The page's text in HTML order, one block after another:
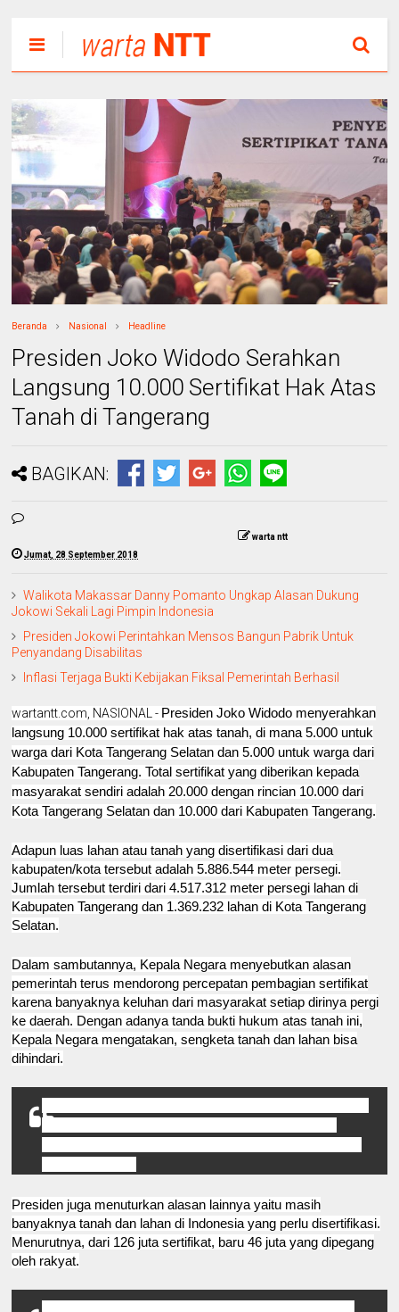
Beranda Nasional Headline
Presiden Joko Widodo Serahkan
Langsung 10.000 Sertifikat Hak Atas
Tanah di Tangerang
BAGIKAN:
warta ntt
Jumat, 28 September 2018
Walikota Makassar Danny Pomanto Ungkap Alasan Dukung
Jokowi Sekali Lagi Pimpin Indonesia
Presiden Jokowi Perintahkan Mensos Bangun Pabrik Untuk
Penyandang Disabilitas
Inflasi Terjaga Bukti Kebijakan Fiksal Pemerintah Berhasil
wartantt.com, NASIONAL - Presiden Joko Widodo menyerahkan
langsung 10.000 sertifikat hak atas tanah, di mana 5.000 untuk
warga dari Kota Tangerang Selatan dan 5.000 untuk warga dari
Kabupaten Tangerang. Total sertifikat yang diberikan kepada
masyarakat sendiri adalah 20.000 dengan rincian 10.000 dari
Kota Tangerang Selatan dan 10.000 dari Kabupaten Tangerang.
Adapun luas lahan atau tanah yang disertifikasi dari dua
kabupaten/kota tersebut adalah 5.886.544 meter persegi.
Jumlah tersebut terdiri dari 4.517.312 meter persegi lahan di
Kabupaten Tangerang dan 1.369.232 lahan di Kota Tangerang
Selatan.
Dalam sambutannya, Kepala Negara menyebutkan alasan
pemerintah terus mendorong percepatan pembagian sertifikat
karena banyaknya keluhan dari masyarakat setiap dirinya pergi
ke daerah. Dengan adanya tanda bukti hukum atas tanah ini,
Kepala Negara mengatakan, sengketa tanah dan lahan bisa
dihindari.
Presiden juga menuturkan alasan lainnya yaitu masih
banyaknya tanah dan lahan di Indonesia yang perlu disertifikasi.
Menurutnya, dari 126 juta sertifikat, baru 46 juta yang dipegang
oleh rakyat.